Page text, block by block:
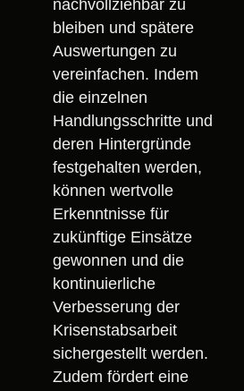
nachvollziehbar zu
bleiben und spätere
Auswertungen zu
vereinfachen. Indem
die einzelnen
Handlungsschritte und
deren Hintergründe
festgehalten werden,
können wertvolle
Erkenntnisse für
zukünftige Einsätze
gewonnen und die
kontinuierliche
Verbesserung der
Krisenstabsarbeit
sichergestellt werden.
Zudem fördert eine